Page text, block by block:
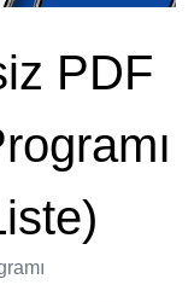
PDF